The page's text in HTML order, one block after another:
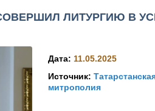
ЛИТУРГИЮ В
Дата: 11.05.2025
Источник:
митрополия